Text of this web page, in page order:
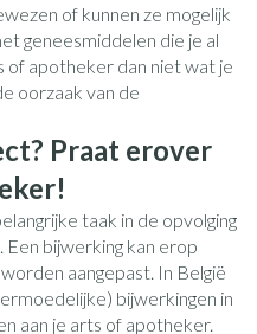
of kunnen ze mogelijk
geneesmiddelen die je al
apotheker dan niet wat je
oorzaak van de
Praat erover
taak in de opvolging
bijwerking kan erop
aangepast. In België
bijwerkingen in
aan je arts of apotheker.